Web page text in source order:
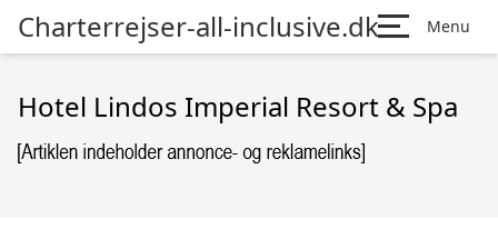
Charterrejser-all-inclusive.dk Menu
Hotel Lindos Imperial Resort & Spa